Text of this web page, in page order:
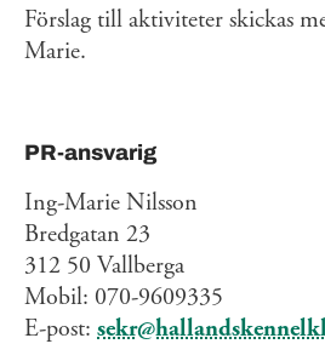
Förslag till aktiviteter skickas
PR-ansvarig
Ing-Marie Nilsson
Bredgatan 23
312 50 Vallberga
Mobil: 070-9609335
E-post: